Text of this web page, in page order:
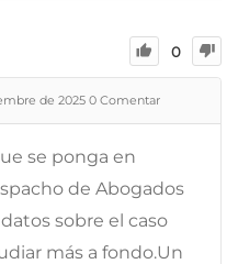
0
de 2025 0 Comentar
se ponga en
de Abogados
sobre el caso
más a fondo.Un